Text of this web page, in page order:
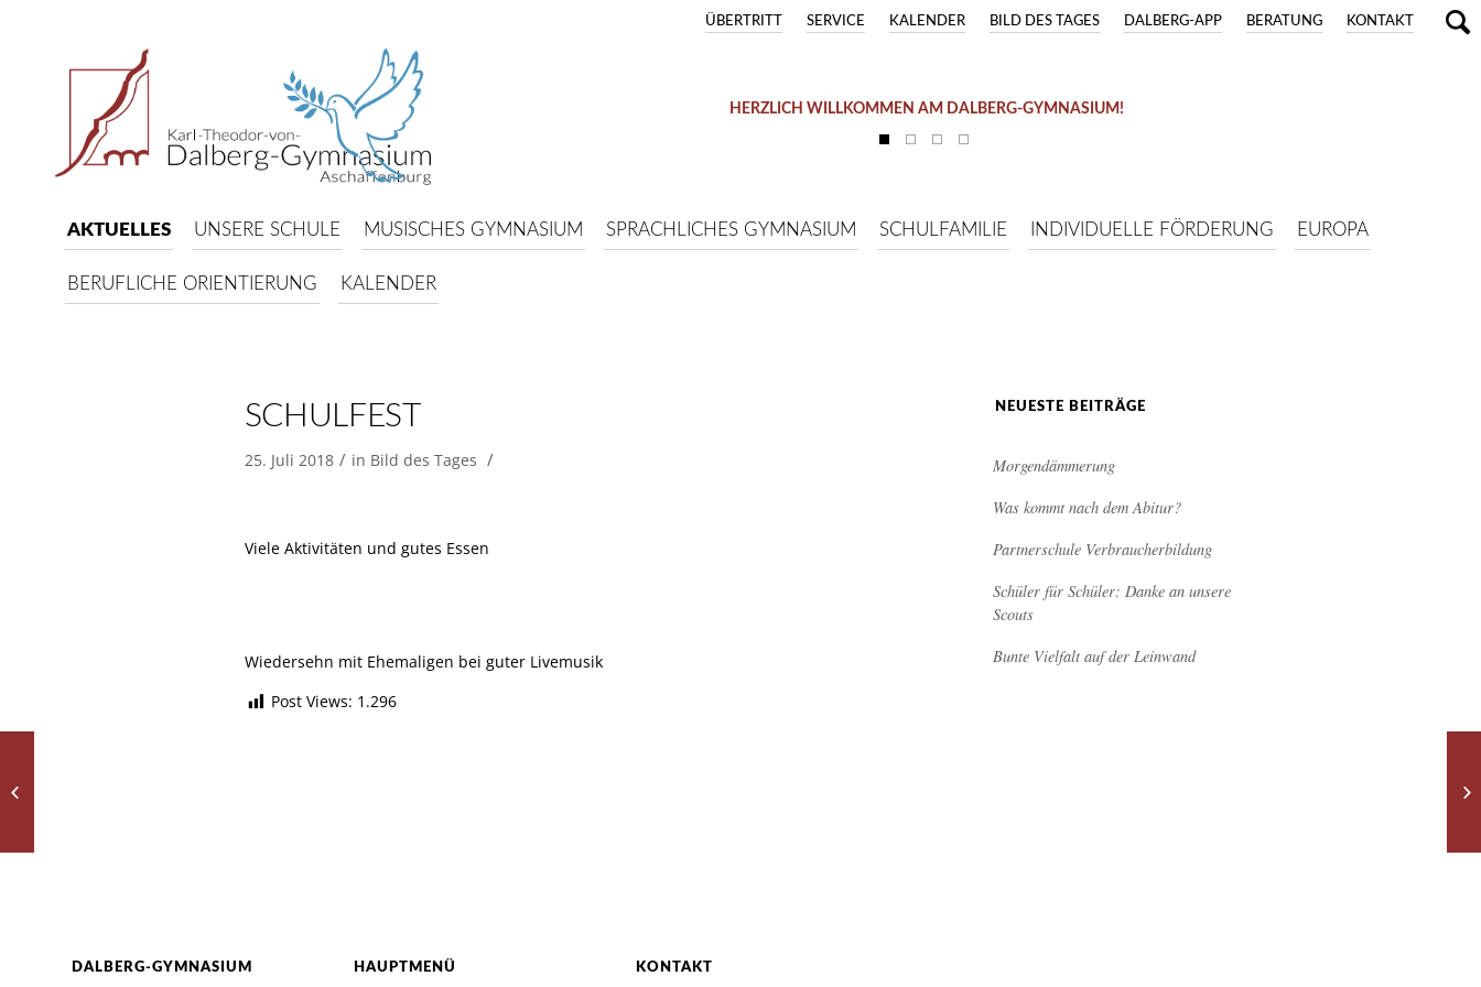
KONTAKT
BERATUNG
DALBERG-APP
BILD DES TAGES
KALENDER
SERVICE
ÜBERTRITT
HERZLICH WILLKOMMEN AM DALBERG-GYMNASIUM!
AKTUELLES UNSERE SCHULE MUSISCHES GYMNASIUM SPRACHLICHES GYMNASIUM SCHULFAMILIE INDIVIDUELLE FÖRDERUNG EUROPA
BERUFLICHE ORIENTIERUNG KALENDER
SCHULFEST
25. Juli 2018 / in Bild des Tages /
Viele Aktivitäten und gutes Essen
Wiedersehn mit Ehemaligen bei guter Livemusik
Post Views: 1.296
NEUESTE BEITRÄGE
Morgendämmerung
Was kommt nach dem Abitur?
Partnerschule Verbraucherbildung
Schüler für Schüler: Danke an unsere
Scouts
Bunte Vielfalt auf der Leinwand
DALBERG-GYMNASIUM HAUPTMENÜ KONTAKT